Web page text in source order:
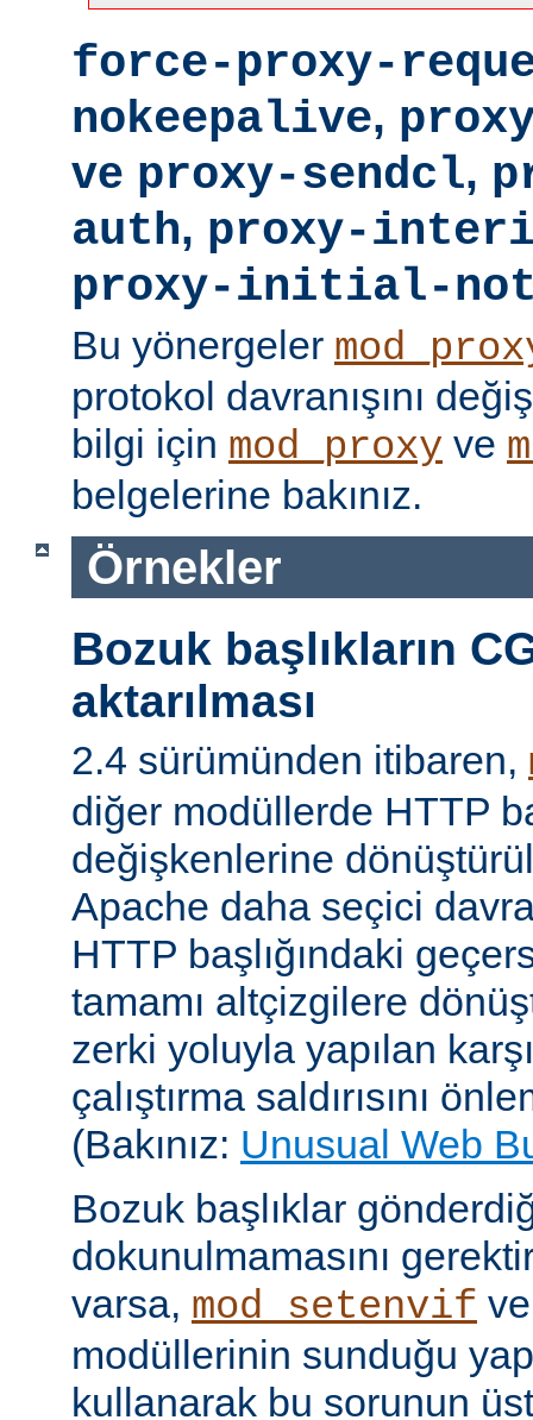
force-proxy-
nokeepalive,
ve proxy-sendcl,
auth, proxy-
proxy-initial-
Bu yönergeler
protokol davranışını
bilgi için mod_proxy ve
belgelerine bakınız.
Örnekler
Bozuk başlıkların
aktarılması
2.4 sürümünden itibaren,
diğer modüllerde HTTP
değişkenlerine
Apache daha seçici
HTTP başlığındaki
tamamı altçizgilere
zerki yoluyla yapılan
çalıştırma saldırısını
(Bakınız: Unusual Web
Bozuk başlıklar
dokunulmamasını
varsa, mod_setenvif
modüllerinin sunduğu
kullanarak bu sorunun